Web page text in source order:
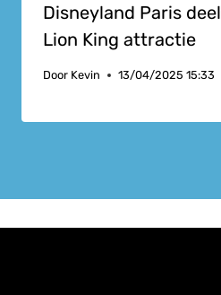
Disneyland Paris
Lion King attractie
Door Kevin 13/04/2025 15:33